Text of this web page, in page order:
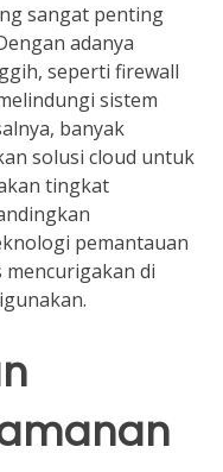
sangat penting
adanya
seperti firewall
sistem
banyak
solusi cloud untuk
tingkat
pemantauan
di